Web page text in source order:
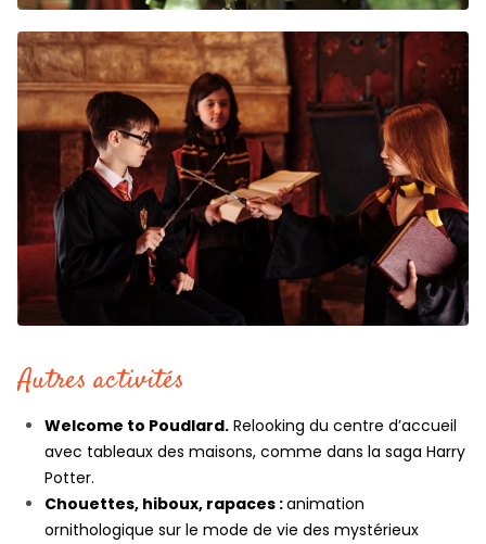
Autres activités
Welcome to Poudlard. Relooking du centre d’accueil
avec tableaux des maisons, comme dans la saga Harry
Potter.
Chouettes, hiboux, rapaces :animation
ornithologique sur le mode de vie des mystérieux